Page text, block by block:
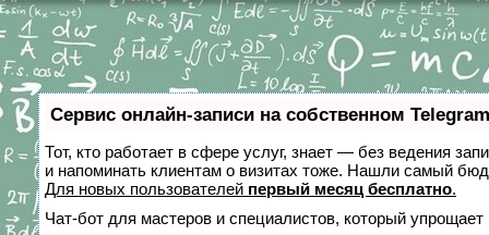
Сервис онлайн-записи на собственном
Тот, кто работает в сфере услуг, знает — без ведения
и напоминать клиентам о визитах тоже. Нашли самый
Для новых пользователей первый месяц бесплатно.
Чат-бот для мастеров и специалистов, который упрощает